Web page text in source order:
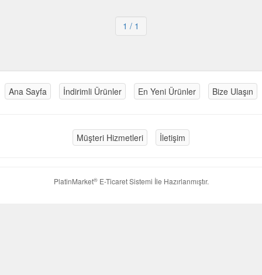
1 / 1
Ana Sayfa İndirimli Ürünler En Yeni Ürünler Bize Ulaşın
Müşteri Hizmetleri İletişim
PlatinMarket®E-Ticaret Sistemi İle Hazırlanmıştır.